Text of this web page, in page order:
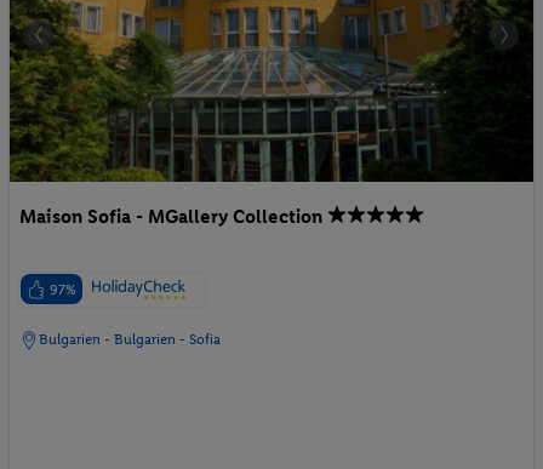
Maison Sofia - MGallery Collection
97%
Bulgarien - Bulgarien - Sofia